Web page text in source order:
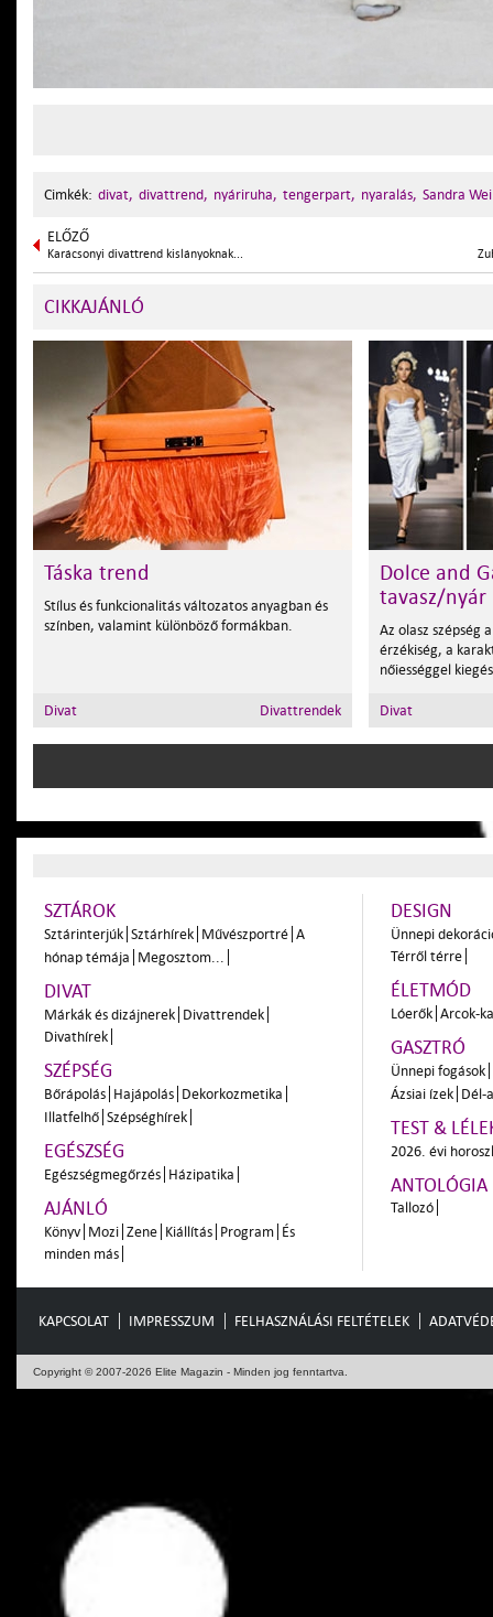
Cimkék: divat, divattrend, nyáriruha, tengerpart, nyaralás, Sandra
ELŐZŐ
Karácsonyi divattrend kislányoknak...
CIKKAJÁNLÓ
Táska trend
Stílus és funkcionalitás változatos anyagban és
színben, valamint különböző formákban.
Divat Divattrendek
Dolce and
tavasz/nyár
Az olasz szépség
érzékiség, a
nőiességgel
Divat
SZTÁROK
Sztárinterjúk Sztárhírek Művészportré A
hónap témája Megosztom...
DIVAT
Márkák és dizájnerek Divattrendek
Divathírek
SZÉPSÉG
Bőrápolás Hajápolás Dekorkozmetika
Illatfelhő Szépséghírek
EGÉSZSÉG
Egészségmegőrzés Házipatika
AJÁNLÓ
Könyv Mozi Zene Kiállítás Program És
minden más
DESIGN
Ünnepi
Térről térre
ÉLETMÓD
Lóerők Arcok-
GASZTRÓ
Ünnepi fogások
Ázsiai ízek Dél-
TEST &
2026. évi
ANTOLÓGIA
Tallozó
KAPCSOLAT IMPRESSZUM FELHASZNÁLÁSI FELTÉTELEK
Copyright © 2007-2026 Elite Magazin - Minden jog fenntartva.